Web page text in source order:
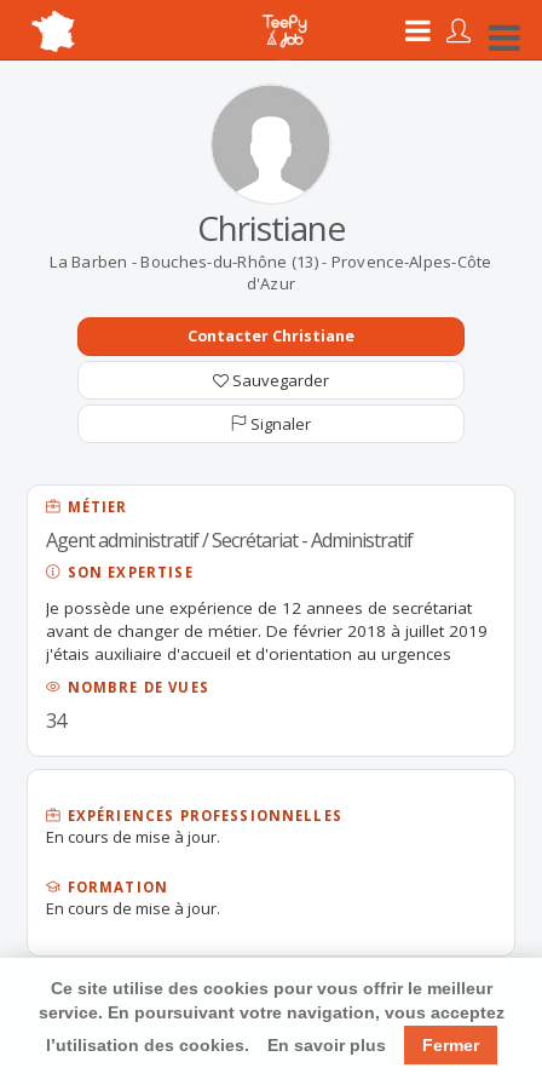
Christiane
La Barben - Bouches-du-Rhône (13) - Provence-Alpes-Côte
d'Azur
Contacter Christiane
Sauvegarder
Signaler
MÉTIER
Agent administratif / Secrétariat - Administratif
SON EXPERTISE
Je possède une expérience de 12 annees de secrétariat
avant de changer de métier. De février 2018 à juillet 2019
j'étais auxiliaire d'accueil et d'orientation au urgences
pédiatriques au centre hospitalier d'Aix-en-Provence.
NOMBRE DE VUES
34
EXPÉRIENCES PROFESSIONNELLES
En cours de mise à jour.
FORMATION
En cours de mise à jour.
Ce site utilise des cookies pour vous offrir le meilleur
service. En poursuivant votre navigation, vous acceptez
l’utilisation des cookies.
En savoir plus Fermer